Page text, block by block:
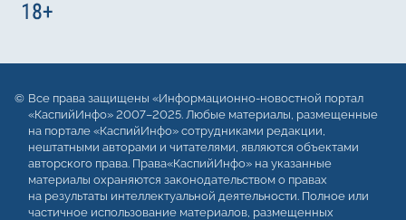
Все права защищены «Информационно-новостной портал
«КаспийИнфо» 2007–2025. Любые материалы, размещенные
на портале «КаспийИнфо» сотрудниками редакции,
нештатными авторами и читателями, являются объектами
авторского права. Права«КаспийИнфо» на указанные
материалы охраняются законодательством о правах
на результаты интеллектуальной деятельности. Полное или
частичное использование материалов, размещенных